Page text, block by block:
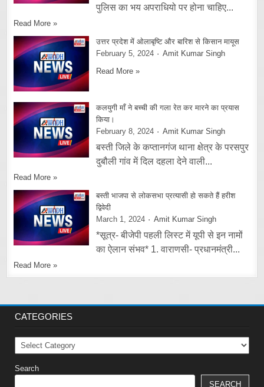
पुलिस का भय अपराधियो पर होना चाहिए...
Read More »
उत्तर प्रदेश में ओलाबृष्टि और बारिश से किसान मायूस
February 5, 2024
Amit Kumar Singh
Read More »
कलयुगी माँ ने बच्ची की गला रेत कर मारने का प्रयास
किया।
February 8, 2024
Amit Kumar Singh
बस्ती जिले के कप्तानगंज थाना क्षेत्र के परसपुर
दुबौली गांव में दिल दहला देने वाली...
Read More »
बस्ती भाजपा से लोकसभा प्रत्यासी हो सकते हैं हरीश
द्विवेदी
March 1, 2024
Amit Kumar Singh
*सूत्र- बीजेपी पहली लिस्ट में यूपी से इन नामों
का ऐलान संभव* 1. वाराणसी- प्रधानमंत्री...
Read More »
CATEGORIES
Categories
Search
SEARCH